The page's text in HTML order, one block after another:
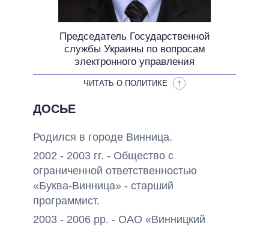
Председатель Государственной
службы Украины по вопросам
электронного управления
ЧИТАТЬ О ПОЛИТИКЕ
ДОСЬЕ
Родился в городе Винница.
2002 - 2003 гг. - Общество с
ограниченной ответственностью
«Буква-Винница» - старший
программист.
2003 - 2006 рр. - ОАО «Винницкий